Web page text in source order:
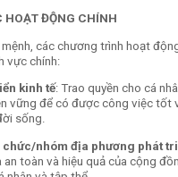
HOẠT ĐỘNG CHÍNH
các chương trình hoạt
vực chính:
kinh tế: Trao quyền cho cá
vững để có được công việc tốt
sống.
chức/nhóm địa phương phát
toàn và hiệu quả của cộng